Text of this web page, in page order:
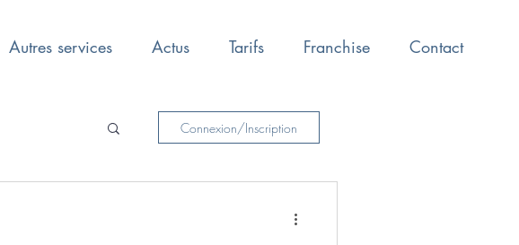
Autres services Actus Tarifs Franchise Contact
Connexion/Inscription